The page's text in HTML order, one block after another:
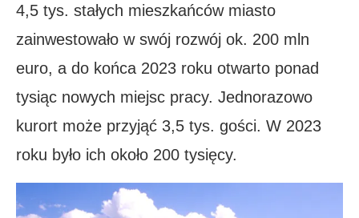
4,5 tys. stałych mieszkańców miasto
zainwestowało w swój rozwój ok. 200 mln
euro, a do końca 2023 roku otwarto ponad
tysiąc nowych miejsc pracy. Jednorazowo
kurort może przyjąć 3,5 tys. gości. W 2023
roku było ich około 200 tysięcy.